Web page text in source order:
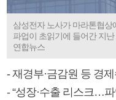
삼성전자 노사가 마라톤협상
파업이 초읽기에 들어간 지
연합뉴스
- 재경부·금감원 등 경
- “성장·수출 리스크…